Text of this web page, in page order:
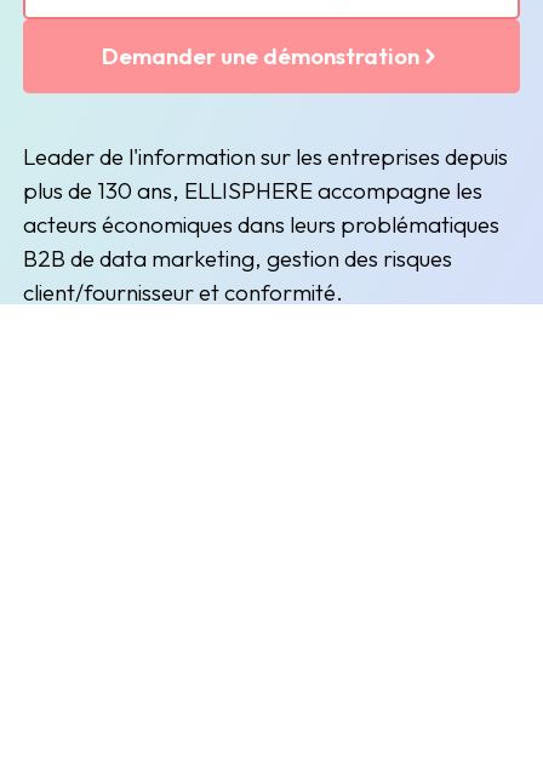
Demander une démonstration
Leader de l'information sur les entreprises depuis
plus de 130 ans, ELLISPHERE accompagne les
acteurs économiques dans leurs problématiques
B2B de data marketing, gestion des risques
client/fournisseur et conformité.